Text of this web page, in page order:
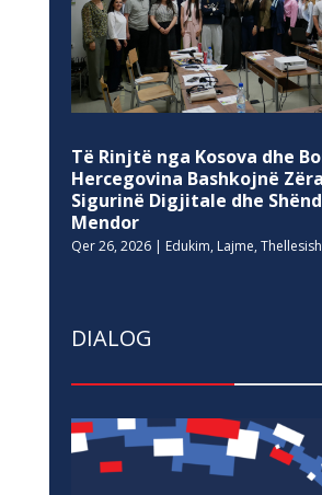
Të Rinjtë nga Kosova dhe
Hercegovina Bashkojnë
Sigurinë Digjitale dhe
Mendor
Qer 26, 2026| Edukim, Lajme,
DIALOG